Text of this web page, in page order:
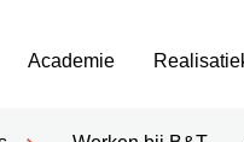
Academie